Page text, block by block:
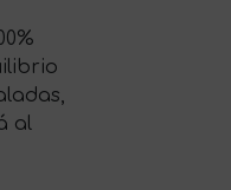
al